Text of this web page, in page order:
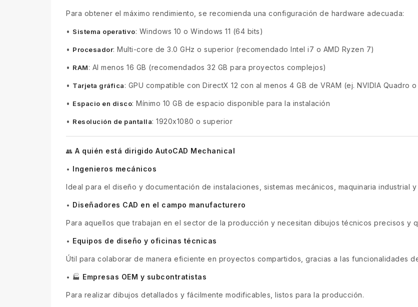
Para obtener el máximo rendimiento, se recomienda una configuración de hardware adecuada:
• Sistema operativo: Windows 10 o Windows 11 (64 bits)
• Procesador: Multi-core de 3.0 GHz o superior (recomendado Intel i7 o AMD Ryzen 7)
• RAM: Al menos 16 GB (recomendados 32 GB para proyectos complejos)
• Tarjeta gráfica: GPU compatible con DirectX 12 con al menos 4 GB de VRAM (ej. NVIDIA Quadro
• Espacio en disco: Mínimo 10 GB de espacio disponible para la instalación
• Resolución de pantalla: 1920x1080 o superior
👥 A quién está dirigido AutoCAD Mechanical
• Ingenieros mecánicos
Ideal para el diseño y documentación de instalaciones, sistemas mecánicos, maquinaria industrial
• Diseñadores CAD en el campo manufacturero
Para aquellos que trabajan en el sector de la producción y necesitan dibujos técnicos precisos y
• Equipos de diseño y oficinas técnicas
Útil para colaborar de manera eficiente en proyectos compartidos, gracias a las funcionalidades
• 🏭 Empresas OEM y subcontratistas
Para realizar dibujos detallados y fácilmente modificables, listos para la producción.